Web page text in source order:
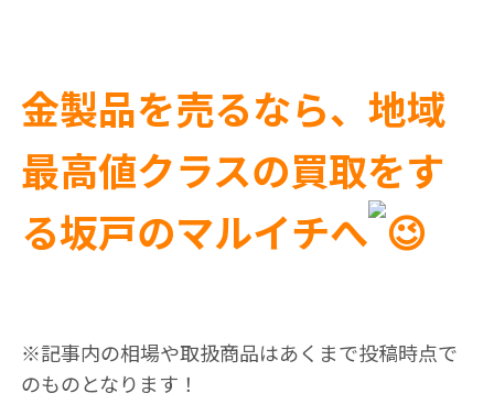
金製品を売るなら、地域
最高値クラスの買取をす
る坂戸のマルイチへ
※記事内の相場や取扱商品はあくまで投稿時点で
のものとなります！